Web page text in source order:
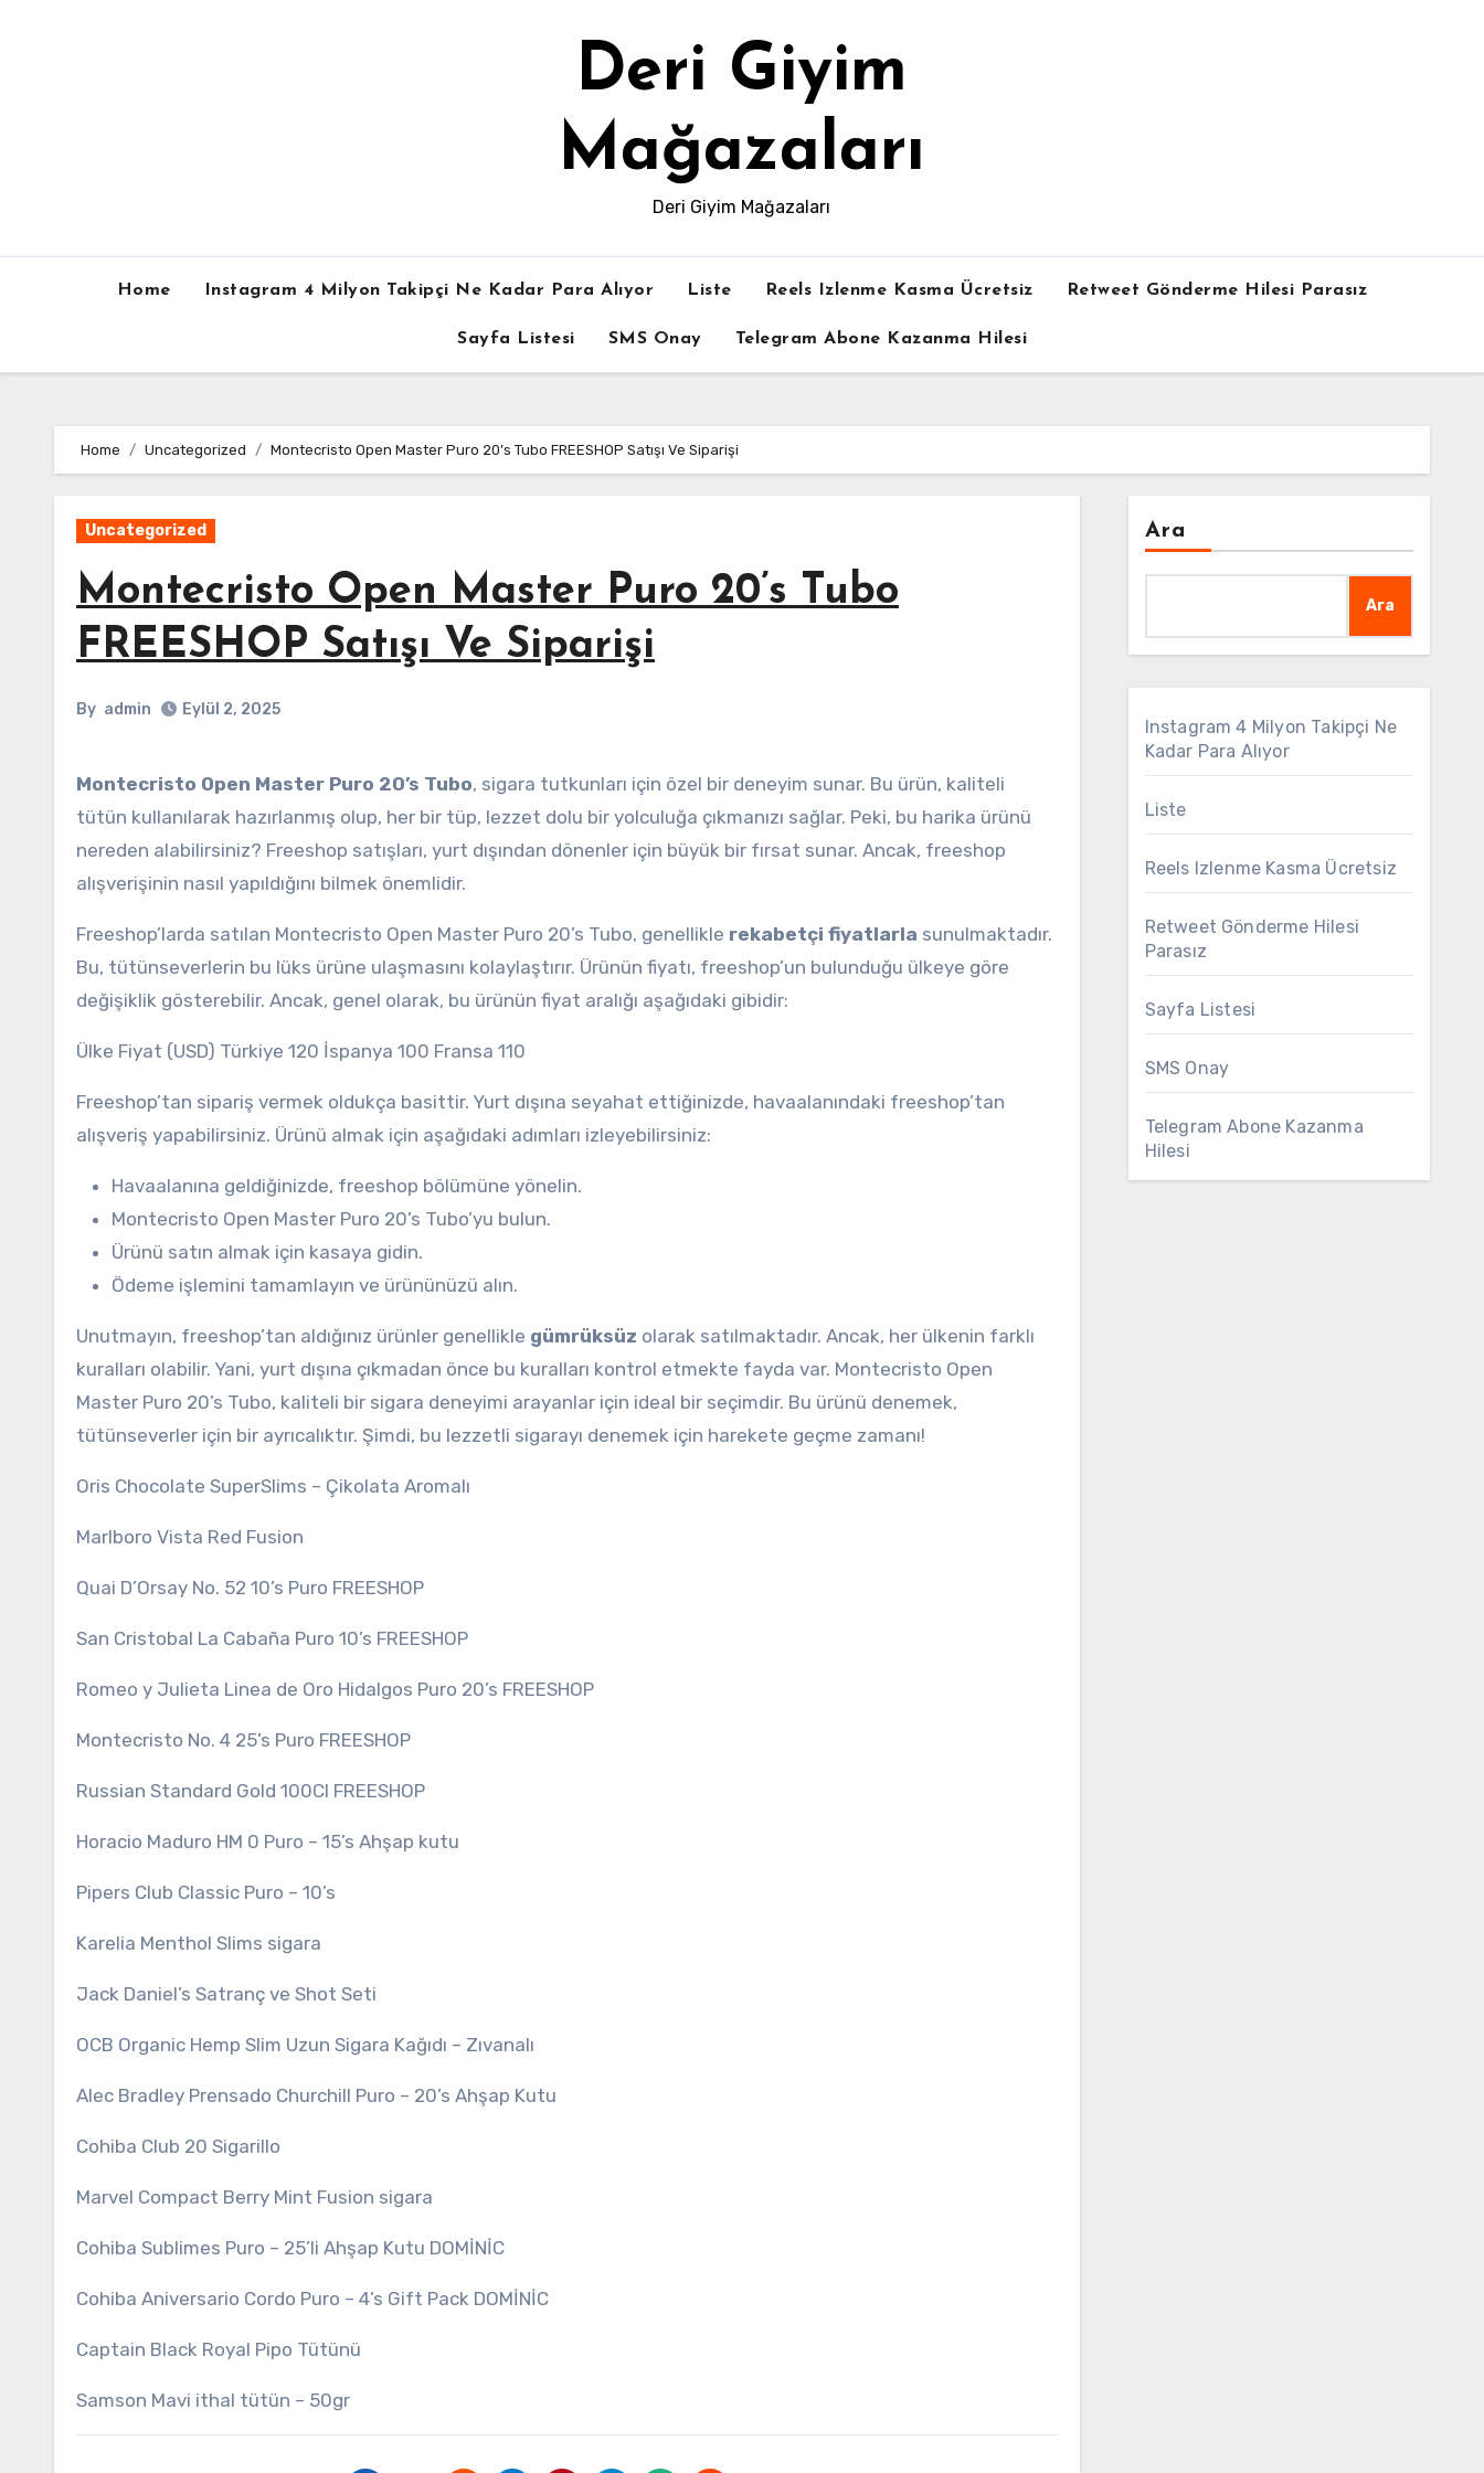
Deri Giyim
Mağazaları
Deri Giyim Mağazaları
Home Instagram 4 Milyon Takipçi Ne Kadar Para Alıyor Liste Reels Izlenme Kasma Ücretsiz Retweet Gönderme Hilesi Parasız
Sayfa Listesi SMS Onay Telegram Abone Kazanma Hilesi
Home Uncategorized Montecristo Open Master Puro 20’s Tubo FREESHOP Satışı Ve Siparişi
Uncategorized
Montecristo Open Master Puro 20’s Tubo
FREESHOP Satışı Ve Siparişi
By admin Eylül 2, 2025
Montecristo Open Master Puro 20’s Tubo, sigara tutkunları için özel bir deneyim sunar. Bu ürün, kaliteli
tütün kullanılarak hazırlanmış olup, her bir tüp, lezzet dolu bir yolculuğa çıkmanızı sağlar. Peki, bu harika ürünü
nereden alabilirsiniz? Freeshop satışları, yurt dışından dönenler için büyük bir fırsat sunar. Ancak, freeshop
alışverişinin nasıl yapıldığını bilmek önemlidir.
Freeshop’larda satılan Montecristo Open Master Puro 20’s Tubo, genellikle rekabetçi fiyatlarla sunulmaktadır.
Bu, tütünseverlerin bu lüks ürüne ulaşmasını kolaylaştırır. Ürünün fiyatı, freeshop’un bulunduğu ülkeye göre
değişiklik gösterebilir. Ancak, genel olarak, bu ürünün fiyat aralığı aşağıdaki gibidir:
Ülke Fiyat (USD) Türkiye 120 İspanya 100 Fransa 110
Freeshop’tan sipariş vermek oldukça basittir. Yurt dışına seyahat ettiğinizde, havaalanındaki freeshop’tan
alışveriş yapabilirsiniz. Ürünü almak için aşağıdaki adımları izleyebilirsiniz:
Havaalanına geldiğinizde, freeshop bölümüne yönelin.
Montecristo Open Master Puro 20’s Tubo’yu bulun.
Ürünü satın almak için kasaya gidin.
Ödeme işlemini tamamlayın ve ürününüzü alın.
Unutmayın, freeshop’tan aldığınız ürünler genellikle gümrüksüz olarak satılmaktadır. Ancak, her ülkenin farklı
kuralları olabilir. Yani, yurt dışına çıkmadan önce bu kuralları kontrol etmekte fayda var. Montecristo Open
Master Puro 20’s Tubo, kaliteli bir sigara deneyimi arayanlar için ideal bir seçimdir. Bu ürünü denemek,
tütünseverler için bir ayrıcalıktır. Şimdi, bu lezzetli sigarayı denemek için harekete geçme zamanı!
Oris Chocolate SuperSlims – Çikolata Aromalı
Marlboro Vista Red Fusion
Quai D’Orsay No. 52 10’s Puro FREESHOP
San Cristobal La Cabaña Puro 10’s FREESHOP
Romeo y Julieta Linea de Oro Hidalgos Puro 20’s FREESHOP
Montecristo No. 4 25’s Puro FREESHOP
Russian Standard Gold 100Cl FREESHOP
Horacio Maduro HM 0 Puro – 15’s Ahşap kutu
Pipers Club Classic Puro – 10’s
Karelia Menthol Slims sigara
Jack Daniel’s Satranç ve Shot Seti
OCB Organic Hemp Slim Uzun Sigara Kağıdı – Zıvanalı
Alec Bradley Prensado Churchill Puro – 20’s Ahşap Kutu
Cohiba Club 20 Sigarillo
Marvel Compact Berry Mint Fusion sigara
Cohiba Sublimes Puro – 25’li Ahşap Kutu DOMİNİC
Cohiba Aniversario Cordo Puro – 4’s Gift Pack DOMİNİC
Captain Black Royal Pipo Tütünü
Samson Mavi ithal tütün – 50gr
Ara
Ara
Instagram 4 Milyon Takipçi Ne
Kadar Para Alıyor
Liste
Reels Izlenme Kasma Ücretsiz
Retweet Gönderme Hilesi
Parasız
Sayfa Listesi
SMS Onay
Telegram Abone Kazanma
Hilesi